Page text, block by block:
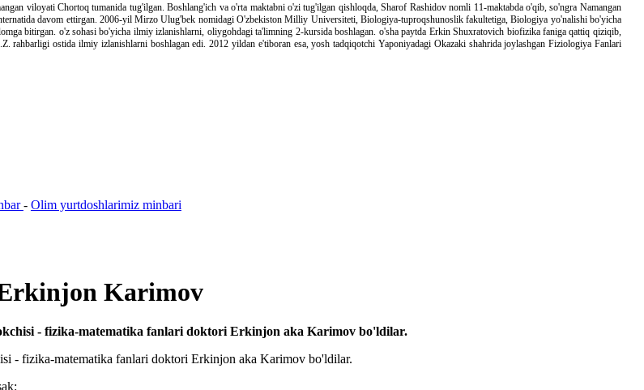
viloyati Chortoq tumanida tug'ilgan. Boshlang'ich va o'rta maktabni o'zi tug'ilgan qishloqda, Sharof Rashidov nomli 11-maktabda o'qib, so'ngra Namangan
davom ettirgan. 2006-yil Mirzo Ulug'bek nomidagi O'zbekiston Milliy Universiteti, Biologiya-tuproqshunoslik fakultetiga, Biologiya yo'nalishi bo'yicha
bitirgan. o'z sohasi bo'yicha ilmiy izlanishlarni, oliygohdagi ta'limning 2-kursida boshlagan. o'sha paytda Erkin Shuxratovich biofizika faniga qattiq qiziqib,
rahbarligi ostida ilmiy izlanishlarni boshlagan edi. 2012 yildan e'tiboran esa, yosh tadqiqotchi Yaponiyadagi Okazaki shahrida joylashgan Fiziologiya Fanlari
- Olim yurtdoshlarimiz minbari
Karimov
- fizika-matematika fanlari doktori Erkinjon aka Karimov bo'ldilar.
- fizika-matematika fanlari doktori Erkinjon aka Karimov bo'ldilar.